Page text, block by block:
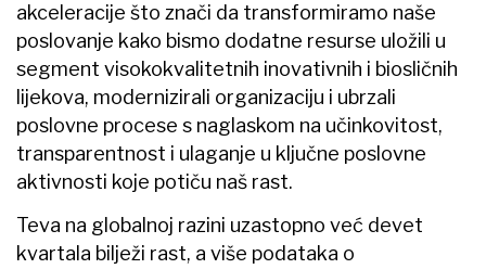
akceleracije što znači da transformiramo naše
poslovanje kako bismo dodatne resurse uložili u
segment visokokvalitetnih inovativnih i biosličnih
lijekova, modernizirali organizaciju i ubrzali
poslovne procese s naglaskom na učinkovitost,
transparentnost i ulaganje u ključne poslovne
aktivnosti koje potiču naš rast.
Teva na globalnoj razini uzastopno već devet
kvartala bilježi rast, a više podataka o